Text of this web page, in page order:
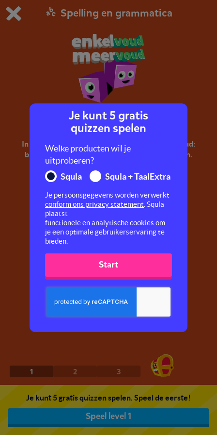
Dit is de gratis demo van Squla.
Bestel nu
0 1
Spelling en grammatica
Enkelvoud, meervoud
In deze quiz oefen je met enkelvoud en meervoud:
bloem - bloemen, vleugel - vleugels, poot - poten.
1 2 3
Je kunt 5 gratis quizzen spelen. Speel de eerste!
Speel level 1
Je kunt 5 gratis
quizzen spelen
Welke producten wil je
uitproberen?
Squla
Squla + TaalExtra
Je persoonsgegevens worden verwerkt
conform ons privacy statement . Squla
plaatst
functionele en analytische cookies om
je een optimale gebruikerservaring te
bieden.
Start